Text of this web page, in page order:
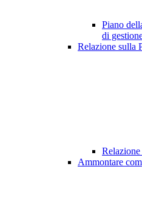
Piano
di
Relazione sulla
Ammontare